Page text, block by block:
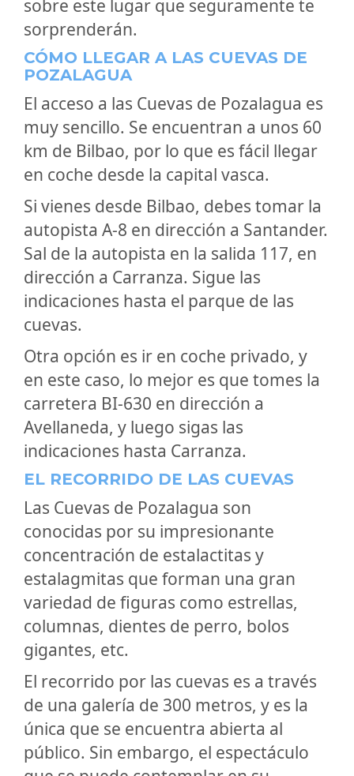
sobre este lugar que seguramente te
sorprenderán.
CÓMO LLEGAR A LAS CUEVAS DE
POZALAGUA
El acceso a las Cuevas de Pozalagua es
muy sencillo. Se encuentran a unos 60
km de Bilbao, por lo que es fácil llegar
en coche desde la capital vasca.
Si vienes desde Bilbao, debes tomar la
autopista A-8 en dirección a Santander.
Sal de la autopista en la salida 117, en
dirección a Carranza. Sigue las
indicaciones hasta el parque de las
cuevas.
Otra opción es ir en coche privado, y
en este caso, lo mejor es que tomes la
carretera BI-630 en dirección a
Avellaneda, y luego sigas las
indicaciones hasta Carranza.
EL RECORRIDO DE LAS CUEVAS
Las Cuevas de Pozalagua son
conocidas por su impresionante
concentración de estalactitas y
estalagmitas que forman una gran
variedad de figuras como estrellas,
columnas, dientes de perro, bolos
gigantes, etc.
El recorrido por las cuevas es a través
de una galería de 300 metros, y es la
única que se encuentra abierta al
público. Sin embargo, el espectáculo